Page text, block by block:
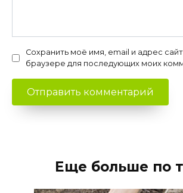
Сохранить моё имя, email и адрес
браузере для последующих моих
Еще больше по